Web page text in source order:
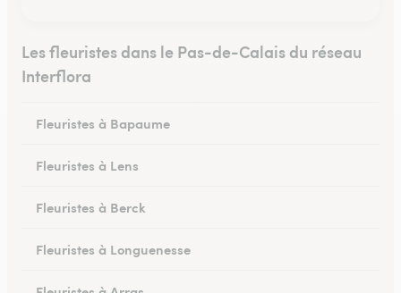
Les fleuristes dans le Pas-de-Calais du réseau
Interflora
Fleuristes à Bapaume
Fleuristes à Lens
Fleuristes à Berck
Fleuristes à Longuenesse